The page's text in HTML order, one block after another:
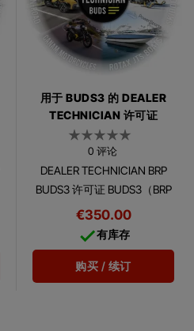
用于 BUDS3 的 DEALER
TECHNICIAN 许可证
0 评论
DEALER TECHNICIAN BRP
BUDS3 许可证 BUDS3（BRP
实用程序和诊断软件）是一
款全面的多语言诊断软件，
可让您访问 BRP 电子模块。
€350.00
有库存
购买 / 续订